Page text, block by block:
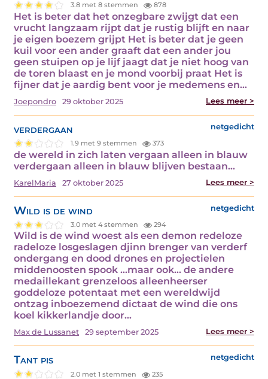
3.8 met 8 stemmen 878
Het is beter dat het onzegbare zwijgt dat een
vrucht langzaam rijpt dat je rustig blijft en naar
je eigen boezem grijpt Het is beter dat je geen
kuil voor een ander graaft dat een ander jou
geen stuipen op je lijf jaagt dat je niet hoog van
de toren blaast en je mond voorbij praat Het is
fijner dat je aardig bent voor je medemens en…
Joepondro 29 oktober 2025 Lees meer >
verdergaan netgedicht
1.9 met 9 stemmen 373
de wereld in zich laten vergaan alleen in blauw
verdergaan alleen in blauw blijven bestaan…
KarelMaria 27 oktober 2025 Lees meer >
Wild is de wind netgedicht
3.0 met 4 stemmen 294
Wild is de wind woest als een demon redeloze
radeloze losgeslagen djinn brenger van verderf
ondergang en dood drones en projectielen
middenoosten spook ...maar ook... de andere
medaillekant grenzeloos alleenheerser
goddeloze potentaat met een wereldwijd
ontzag inboezemend dictaat de wind die ons
koel kikkerlandje door…
Max de Lussanet 29 september 2025 Lees meer >
Tant pis netgedicht
2.0 met 1 stemmen 235